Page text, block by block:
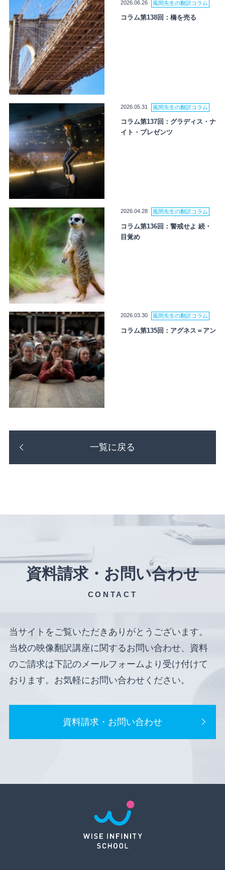
2026.06.26 風間先生の翻訳コラム
コラム第138回：橋を売る
2026.05.31 風間先生の翻訳コラム
コラム第137回：グラディス・ナ
イト・プレゼンツ
2026.04.28 風間先生の翻訳コラム
コラム第136回：警戒せよ 続・
目覚め
2026.03.30 風間先生の翻訳コラム
コラム第135回：アグネス＝アン
一覧に戻る
資料請求・お問い合わせ
CONTACT
当サイトをご覧いただきありがとうございます。
当校の映像翻訳講座に関するお問い合わせ、資料
のご請求は下記のメールフォームより受け付けて
おります。お気軽にお問い合わせください。
資料請求・お問い合わせ